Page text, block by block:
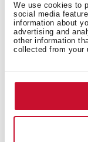
We use cookies to
social media
information about
advertising and
other information
collected from your